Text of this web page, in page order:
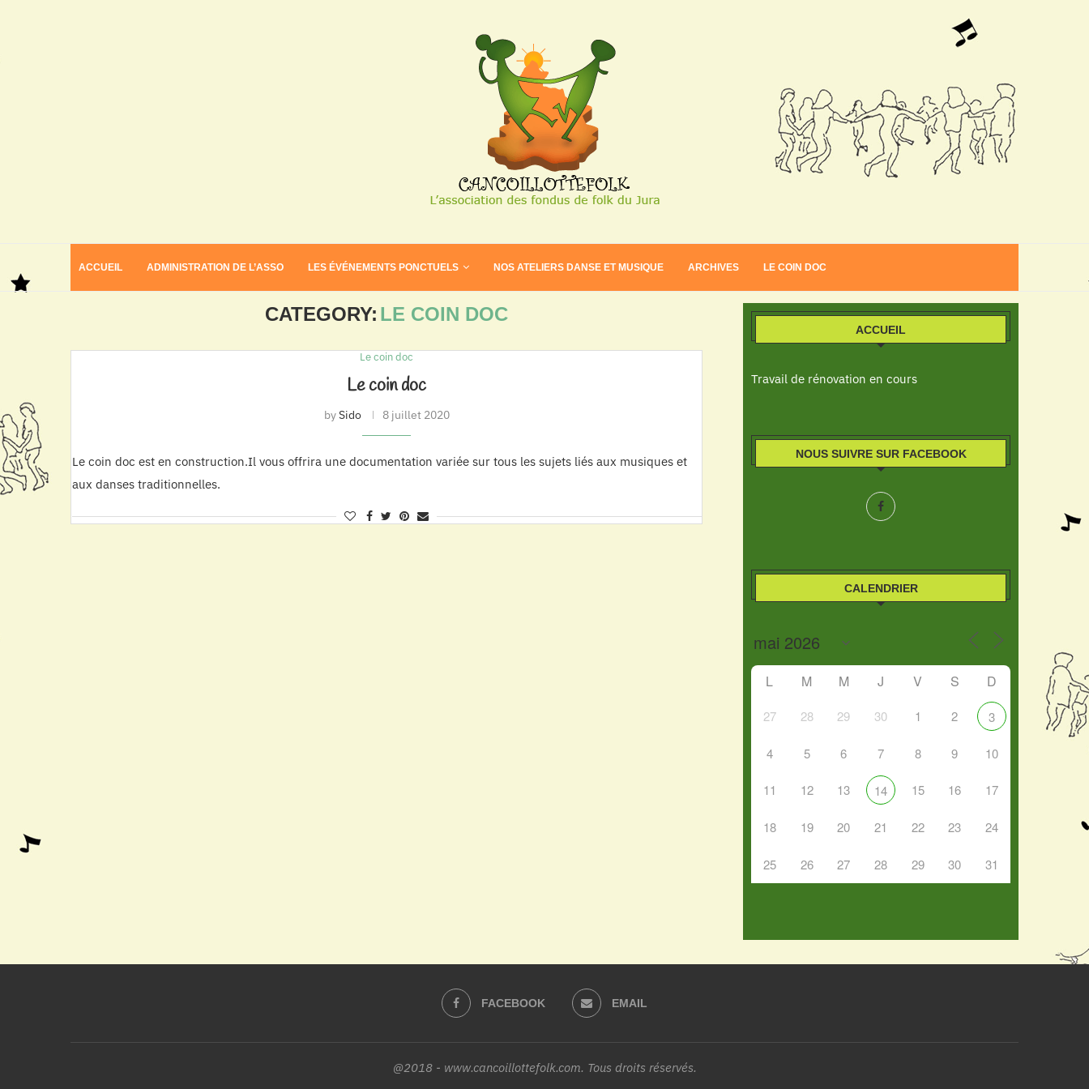
ACCUEIL ADMINISTRATION DE L’ASSO LES ÉVÉNEMENTS PONCTUELS NOS ATELIERS DANSE ET MUSIQUE ARCHIVES LE COIN DOC
CATEGORY: LE COIN DOC
Le coin doc
Le coin doc
bySido 8 juillet 2020
Le coin doc est en construction.Il vous offrira une documentation variée sur tous les sujets liés aux musiques et
aux danses traditionnelles.
ACCUEIL
Travail de rénovation en cours
NOUS SUIVRE SUR FACEBOOK
CALENDRIER
L M M J V S D
27 28 29 30 1 2 3
4 5 6 7 8 9 10
11 12 13 14 15 16 17
18 19 20 21 22 23 24
25 26 27 28 29 30 31
FACEBOOK EMAIL
@2018 - www.cancoillottefolk.com. Tous droits réservés.